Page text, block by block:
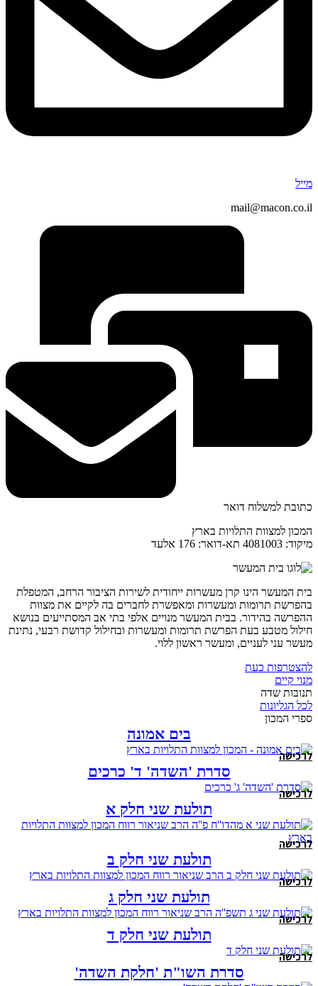
מייל
mail@macon.co.il
כתובת למשלוח דואר
המכון למצוות התלויות בארץ
מיקוד: 4081003 תא-דואר: 176 אלעד
בית המעשר הינו קרן מעשרות ייחודית לשירות הציבור הרחב, המטפלת
בהפרשת תרומות ומעשרות ומאפשרת לחברים בה לקיים את מצוות
ההפרשה בהידור. בבית המעשר מנויים אלפי בתי אב המסתייעים בנושא
חילול מטבע בעת הפרשת תרומות ומעשרות ובחילול קדושת רבעי, נתינת
מעשר עני לעניים, ומעשר ראשון ללוי.
להצטרפות כעת
מנוי קיים
תנובות שדה
לכל הגליונות
ספרי המכון
בים אמונה
לרכישה
סדרת 'השדה' ד' כרכים
לרכישה
תולעת שני חלק א
לרכישה
תולעת שני חלק ב
לרכישה
תולעת שני חלק ג
לרכישה
תולעת שני חלק ד
לרכישה
סדרת השו"ת 'חלקת השדה'